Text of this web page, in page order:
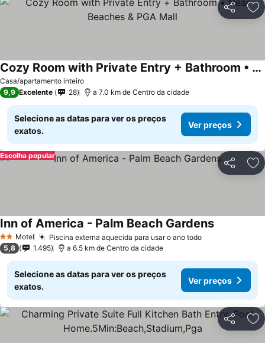
Partilhar
Casa/apartamento inteiro
Cozy Room with Private Entry + Bathroom • Near Beaches & PGA Mall
9,9 Excelente 28 a 7.0 km de Centro da cidade
Selecione as datas para ver os preços
exatos.
Ver preços
Partilhar
Escolha popular
2 Estrelas
Motel Piscina externa aquecida para usar o ano todo
Inn of America - Palm Beach Gardens
5,8 1.495 a 6.5 km de Centro da cidade
Selecione as datas para ver os preços
exatos.
Ver preços
Partilhar